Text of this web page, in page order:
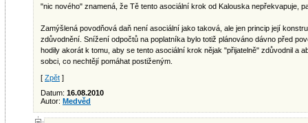
"nic nového" znamená, že Tě tento asociální krok od Kalouska nepřekvapuje,
Zamýšlená povodňová daň není asociální jako taková, ale jen princip její
zdůvodnění. Snížení odpočtů na poplatníka bylo totiž plánováno dávno před
hodily akorát k tomu, aby se tento asociální krok nějak "přijatelně" zdůvodnil a
sobci, co nechtějí pomáhat postiženým.
[ Zpět ]
Datum: 16.08.2010
Autor: Medvěd